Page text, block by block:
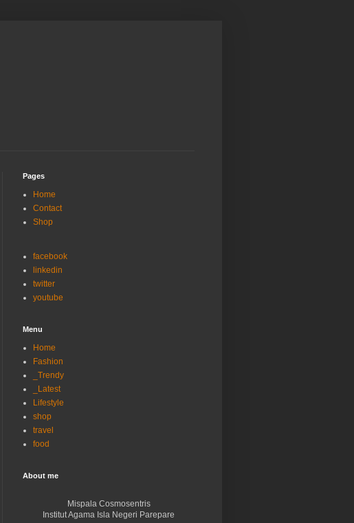
Pages
Home
Contact
Shop
facebook
linkedin
twitter
youtube
Menu
Home
Fashion
_Trendy
_Latest
Lifestyle
shop
travel
food
About me
Mispala Cosmosentris
Institut Agama Isla Negeri Parepare